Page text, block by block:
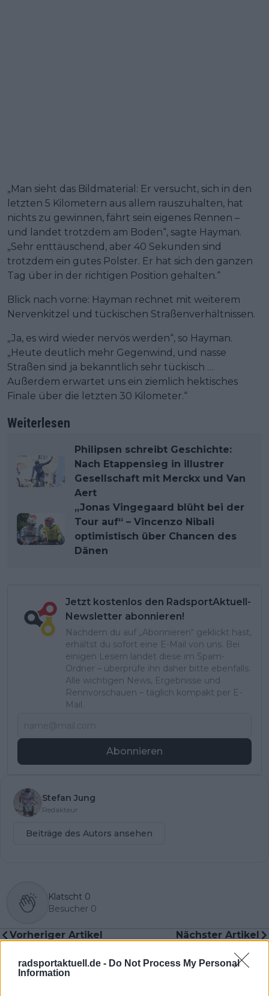
radsportaktuell.de - Do Not Process My Personal
Information
„Man sieht das Bildmaterial: Er versucht, sich in den
letzten 5 Kilometern aus allem rauszuhalten, hat
nichts zu gewinnen, fährt sein eigenes Rennen –
und landet trotzdem am Boden“, sagte Hayman.
„Sehr enttäuschend, aber 40 Sekunden sind
trotzdem ein gutes Polster. Er hat sich den ganzen
Tag über in der richtigen Position gehalten.“
Blick nach vorne: Hayman rechnet mit weiterem
Nervenkitzel und tückischen Straßenverhältnissen.
„Ja, es wird wieder nervös werden“, so Hayman.
„Heute deutlich mehr Gegenwind, und nasse
Straßen sind ja bekanntlich sehr tückisch …
Außerdem erwartet uns ein ziemlich hektisches
Finale über die letzten 30 Kilometer.“
Weiterlesen
Philipsen schreibt Geschichte:
Nach Etappensieg in illustrer
Gesellschaft mit Merckx und Van
Aert
„Jonas Vingegaard blüht bei der
Tour auf“ – Vincenzo Nibali
optimistisch über Chancen des
Dänen
Jetzt kostenlos den RadsportAktuell-
Newsletter abonnieren!
Nachdem du auf „Abonnieren“ geklickt hast,
erhältst du sofort eine E-Mail von uns. Bei
einigen Lesern landet diese im Spam-
Ordner – überprüfe ihn daher bitte ebenfalls.
Alle wichtigen News, Ergebnisse und
Rennvorschauen – täglich kompakt per E-
Mail.
Abonnieren
Stefan Jung
Redakteur
Beiträge des Autors ansehen
Klatscht 0
Besucher 0
Vorheriger Artikel
Selbstüberschätzung“
– Ex-UAE-Teamchef
Nächster Artikel
France 2025: Regen
verzögert den Beginn